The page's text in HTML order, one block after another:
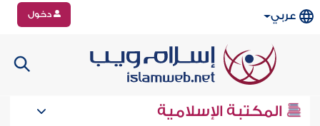
عربي دخول
المكتبة الإسلامية